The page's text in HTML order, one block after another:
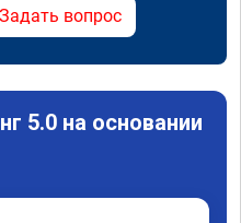
Задать вопрос
5.0 на основании